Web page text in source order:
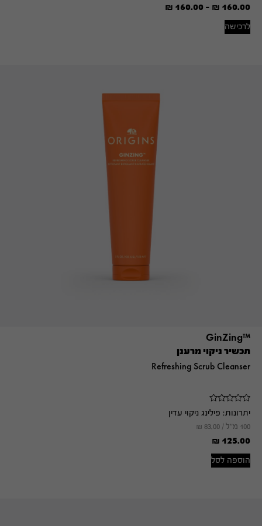
₪ 160.00
-
₪ 160.00
לרכישה
™GinZing
תכשיר ניקוי מרענן
Refreshing Scrub Cleanser
יתרונות: פילינג ניקוי עדין
100 מ"ל / ₪ 83.00
₪ 125.00
הוספה לסל